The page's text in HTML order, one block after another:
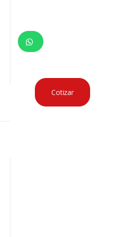
Cotizar